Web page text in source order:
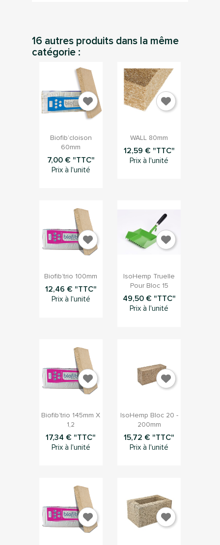
16 autres produits dans la même
catégorie :
Aperçu rapide
Biofib’cloison
60mm
7,00 € "TTC"
Prix à l'unité
Aperçu rapide
WALL 80mm
12,59 € "TTC"
Prix à l'unité
Aperçu rapide
Biofib’trio 100mm
12,46 € "TTC"
Prix à l'unité
Aperçu rapide
IsoHemp Truelle
Pour Bloc 15
49,50 € "TTC"
Prix à l'unité
Aperçu rapide
Biofib’trio 145mm X
1,2
17,34 € "TTC"
Prix à l'unité
Aperçu rapide
IsoHemp Bloc 20 -
200mm
15,72 € "TTC"
Prix à l'unité
Annuler Connection